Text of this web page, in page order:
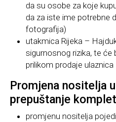
da su osobe za koje
da za iste ime potrebne
fotografija)
utakmica Rijeka –
sigurnosnog rizika, te
prilikom prodaje ulaznica
Promjena nositelja
prepuštanje
promjenu nositelja